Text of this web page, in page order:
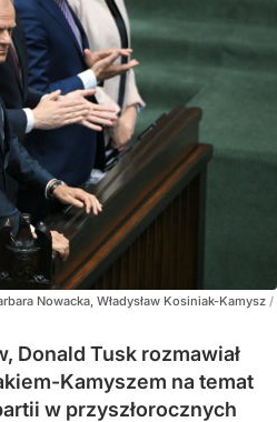
Nowacka, Władysław Kosiniak-Kamysz /
Donald Tusk rozmawiał
Kamyszem na temat
w przyszłorocznych